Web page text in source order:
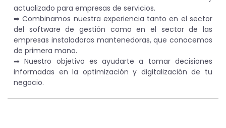
actualizado para empresas de servicios.
➡︎ Combinamos nuestra experiencia tanto en el sector
del software de gestión como en el sector de las
empresas instaladoras mantenedoras, que conocemos
de primera mano.
➡︎ Nuestro objetivo es ayudarte a tomar decisiones
informadas en la optimización y digitalización de tu
negocio.